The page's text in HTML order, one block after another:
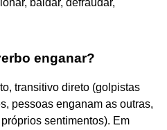
enganar?
transitivo direto (golpistas
pessoas enganam as outras,
sentimentos). Em